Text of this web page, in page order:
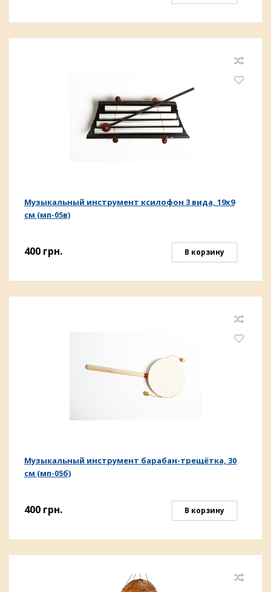
Музыкальный инструмент ксилофон 3 вида, 19х9
см (мп-05в)
400 грн. В корзину
Музыкальный инструмент барабан-трещётка, 30
см (мп-05б)
400 грн. В корзину